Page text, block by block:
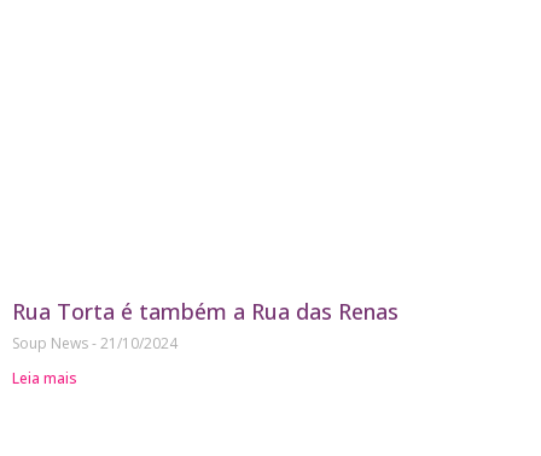
Rua Torta é também a Rua das Renas
Soup News 21/10/2024
Leia mais